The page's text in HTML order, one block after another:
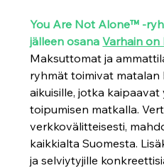
You Are Not Alone™ -
jälleen osana Varhain
Maksuttomat ja
ryhmät toimivat
aikuisille, jotka
toipumisen matkalla.
verkkovälitteisesti,
kaikkialta Suomesta.
ja selviytyjille